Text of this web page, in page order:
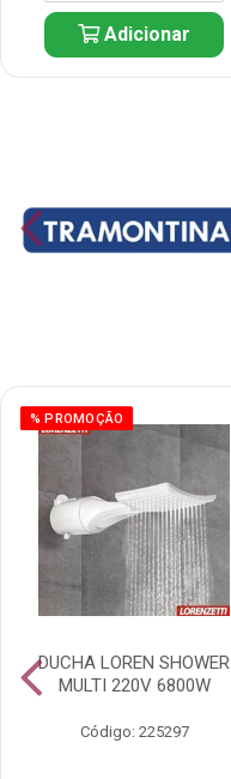
Adicionar
% PROMOÇÃO
DUCHA LOREN SHOWER
MULTI 220V 6800W
Código: 225297